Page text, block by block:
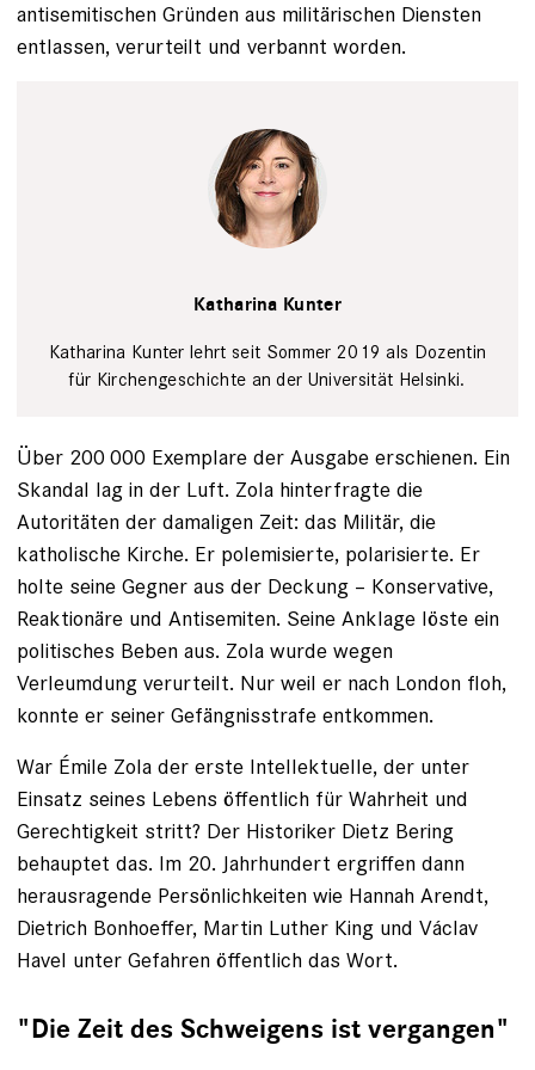
antisemitischen Gründen aus militärischen Diensten
entlassen, verurteilt und verbannt worden.
Katharina Kunter
Katharina Kunter lehrt seit Sommer 2019 als Dozentin
für Kirchengeschichte an der Universität Helsinki.
Über 200 000 Exemplare der Ausgabe erschienen. Ein
Skandal lag in der Luft. Zola hinterfragte die
Autoritäten der damaligen Zeit: das Militär, die
katholische Kirche. Er ­polemisierte, polarisierte. Er
holte seine Gegner aus der Deckung – Konservative,
Reaktionäre und ­Antisemiten. Seine Anklage löste ein
politisches Beben aus. Zola wurde wegen
Verleumdung verurteilt. Nur weil er nach London floh,
konnte er seiner Gefängnisstrafe entkommen.
War Émile Zola der erste Intellektuelle, der unter
Einsatz seines Lebens öffentlich für Wahrheit und
Gerechtigkeit stritt? Der Historiker Dietz Bering
behauptet das. Im 20. Jahrhundert ergriffen dann
herausragende Persönlichkeiten wie Hannah Arendt,
Dietrich Bonhoeffer, Martin Luther King und Václav
Havel unter Gefahren öffentlich das Wort.
"Die Zeit des Schweigens ist vergangen"